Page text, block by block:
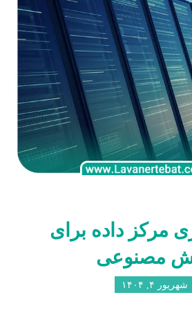
مرکز داده برای
مصنوعی
شهریور ۴, ۱۴۰۴